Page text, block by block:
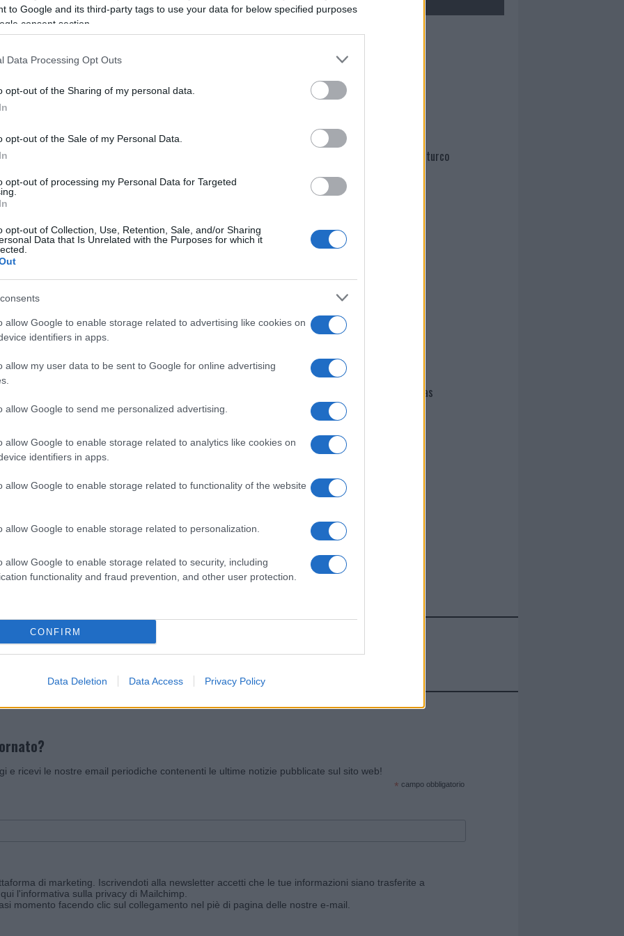
to Google and its third-party tags to use your data for below specified purposes
consent section.
Data Processing Opt Outs
opt-out of the Sharing of my personal data.
opt-out of the Sale of my Personal Data.
opt-out of processing my Personal Data for Targeted
opt-out of Collection, Use, Retention, Sale, and/or Sharing
Data that Is Unrelated with the Purposes for which it
allow Google to enable storage related to advertising like cookies on
identifiers in apps.
allow my user data to be sent to Google for online advertising
allow Google to send me personalized advertising.
allow Google to enable storage related to analytics like cookies on
identifiers in apps.
allow Google to enable storage related to functionality of the website
allow Google to enable storage related to personalization.
allow Google to enable storage related to security, including
functionality and fraud prevention, and other user protection.
CONFIRM
Data Deletion Data Access Privacy Policy
cliccandoqui
nella sezione
Cancellati
di GalluraOggi.it
i tuoi video e le tue foto
+39 345 356 7512
news da
Prossimo articolo
Mario Malu
Paolo Pinna
Martina Agostina Diturco
I nostri cari
Giovannimaria Cabras
Invia un Comunicato Stampa|Pubblicità|Segnala
e ricevi le nostre email periodiche contenenti le ultime notizie pubblicate sul sito web!
* campo obbligatorio
di marketing. Iscrivendoti alla newsletter accetti che le tue informazioni siano trasferite a
l'informativa sulla privacy di Mailchimp
momento facendo clic sul collegamento nel piè di pagina delle nostre e-mail.